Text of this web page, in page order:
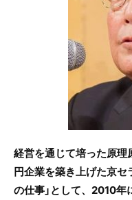
経営を通じて培った原
円企業を築き上げた京セ
の仕事」として、2010